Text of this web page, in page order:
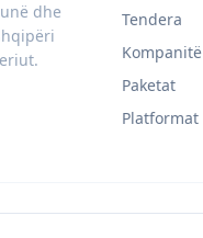
dhe
Tendera
Kompanitë
Paketat
Platformat